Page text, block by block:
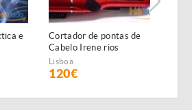
e
Cortador de pontas de
Cabelo Irene rios
NOVAS
Lisboa
120€